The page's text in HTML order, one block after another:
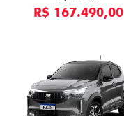
R$ 167.490,00